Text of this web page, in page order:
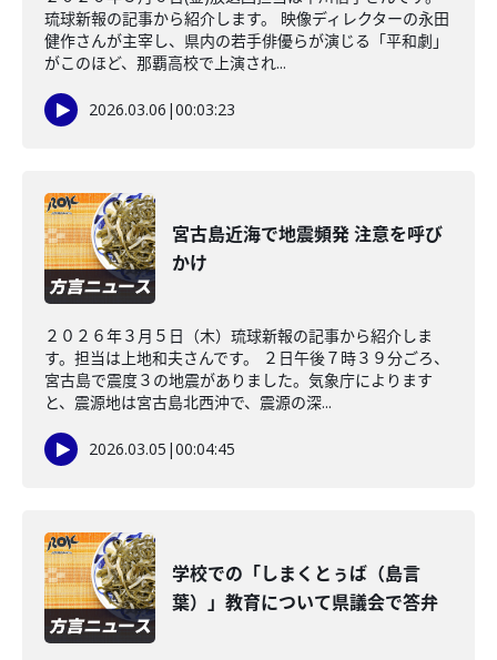
琉球新報の記事から紹介します。 映像ディレクターの永田
健作さんが主宰し、県内の若手俳優らが演じる「平和劇」
がこのほど、那覇高校で上演され...
2026.03.06 |00:03:23
宮古島近海で地震頻発 注意を呼び
かけ
２０２６年３月５日（木）琉球新報の記事から紹介しま
す。担当は上地和夫さんです。 ２日午後７時３９分ごろ、
宮古島で震度３の地震がありました。気象庁によります
と、震源地は宮古島北西沖で、震源の深...
2026.03.05 |00:04:45
学校での「しまくとぅば（島言
葉）」教育について県議会で答弁